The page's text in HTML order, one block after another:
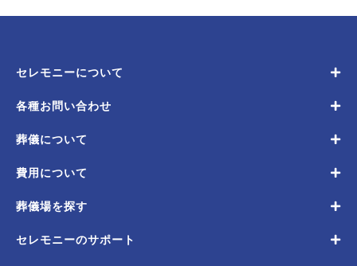
セレモニーについて
各種お問い合わせ
葬儀について
費用について
葬儀場を探す
セレモニーのサポート